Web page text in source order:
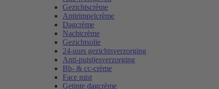
Gezichtscrème
Antirimpelcrème
Dagcrème
Nachtcrème
Gezichtsolie
24-uurs gezichtsverzorging
Anti-puistjesverzorging
Bb- & cc-crème
Face mist
Getinte dagcrème